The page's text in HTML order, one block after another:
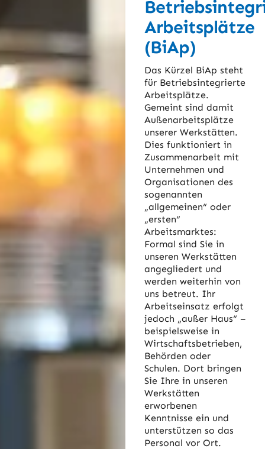
Arbeitsplätze
(BiAp)
Das Kürzel BiAp steht
für Betriebsintegrierte
Arbeitsplätze.
Gemeint sind damit
Außenarbeitsplätze
unserer Werkstätten.
Dies funktioniert in
Zusammenarbeit mit
Unternehmen und
Organisationen des
sogenannten
„allgemeinen“ oder
„ersten“
Arbeitsmarktes:
Formal sind Sie in
unseren Werkstätten
angegliedert und
werden weiterhin von
uns betreut. Ihr
Arbeitseinsatz erfolgt
jedoch „außer Haus“ –
beispielsweise in
Wirtschaftsbetrieben,
Behörden oder
Schulen. Dort bringen
Sie Ihre in unseren
Werkstätten
erworbenen
Kenntnisse ein und
unterstützen so das
Personal vor Ort.